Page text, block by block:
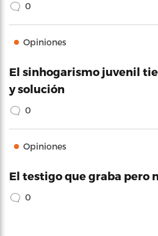
0
Opiniones
El sinhogarismo juvenil
y solución
0
Opiniones
El testigo que graba pero
0